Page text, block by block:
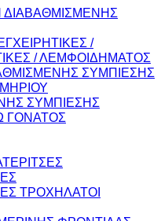
/
/ ΛΕΜΦΟΙΔΗΜΑΤΟΣ
ΣΥΜΠΙΕΣΗΣ
ΣΥΜΠΙΕΣΗΣ
ΓΟΝΑΤΟΣ
ΤΡΟΧΗΛΑΤΟΙ